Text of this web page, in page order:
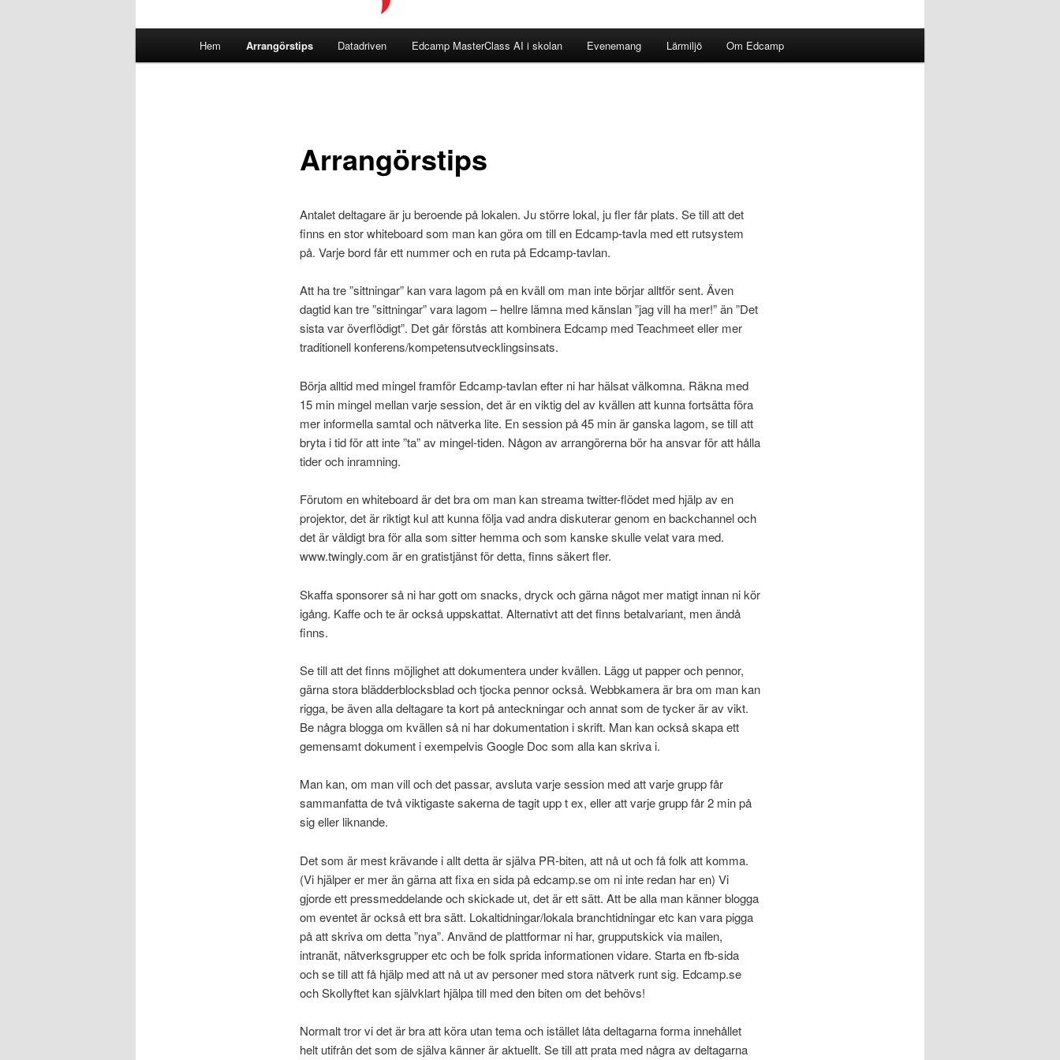
Hem Arrangörstips Datadriven Edcamp MasterClass AI i skolan Evenemang Lärmiljö Om Edcamp
Arrangörstips
Antalet deltagare är ju beroende på lokalen. Ju större lokal, ju fler får plats. Se till att det
finns en stor whiteboard som man kan göra om till en Edcamp-tavla med ett rutsystem
på. Varje bord får ett nummer och en ruta på Edcamp-tavlan.
Att ha tre ”sittningar” kan vara lagom på en kväll om man inte börjar alltför sent. Även
dagtid kan tre ”sittningar” vara lagom – hellre lämna med känslan ”jag vill ha mer!” än ”Det
sista var överflödigt”. Det går förstås att kombinera Edcamp med Teachmeet eller mer
traditionell konferens/kompetensutvecklingsinsats.
Börja alltid med mingel framför Edcamp-tavlan efter ni har hälsat välkomna. Räkna med
15 min mingel mellan varje session, det är en viktig del av kvällen att kunna fortsätta föra
mer informella samtal och nätverka lite. En session på 45 min är ganska lagom, se till att
bryta i tid för att inte ”ta” av mingel-tiden. Någon av arrangörerna bör ha ansvar för att hålla
tider och inramning.
Förutom en whiteboard är det bra om man kan streama twitter-flödet med hjälp av en
projektor, det är riktigt kul att kunna följa vad andra diskuterar genom en backchannel och
det är väldigt bra för alla som sitter hemma och som kanske skulle velat vara med.
www.twingly.com är en gratistjänst för detta, finns säkert fler.
Skaffa sponsorer så ni har gott om snacks, dryck och gärna något mer matigt innan ni kör
igång. Kaffe och te är också uppskattat. Alternativt att det finns betalvariant, men ändå
finns.
Se till att det finns möjlighet att dokumentera under kvällen. Lägg ut papper och pennor,
gärna stora blädderblocksblad och tjocka pennor också. Webbkamera är bra om man kan
rigga, be även alla deltagare ta kort på anteckningar och annat som de tycker är av vikt.
Be några blogga om kvällen så ni har dokumentation i skrift. Man kan också skapa ett
gemensamt dokument i exempelvis Google Doc som alla kan skriva i.
Man kan, om man vill och det passar, avsluta varje session med att varje grupp får
sammanfatta de två viktigaste sakerna de tagit upp t ex, eller att varje grupp får 2 min på
sig eller liknande.
Det som är mest krävande i allt detta är själva PR-biten, att nå ut och få folk att komma.
(Vi hjälper er mer än gärna att fixa en sida på edcamp.se om ni inte redan har en) Vi
gjorde ett pressmeddelande och skickade ut, det är ett sätt. Att be alla man känner blogga
om eventet är också ett bra sätt. Lokaltidningar/lokala branchtidningar etc kan vara pigga
på att skriva om detta ”nya”. Använd de plattformar ni har, grupputskick via mailen,
intranät, nätverksgrupper etc och be folk sprida informationen vidare. Starta en fb-sida
och se till att få hjälp med att nå ut av personer med stora nätverk runt sig. Edcamp.se
och Skollyftet kan självklart hjälpa till med den biten om det behövs!
Normalt tror vi det är bra att köra utan tema och istället låta deltagarna forma innehållet
helt utifrån det som de själva känner är aktuellt. Se till att prata med några av deltagarna